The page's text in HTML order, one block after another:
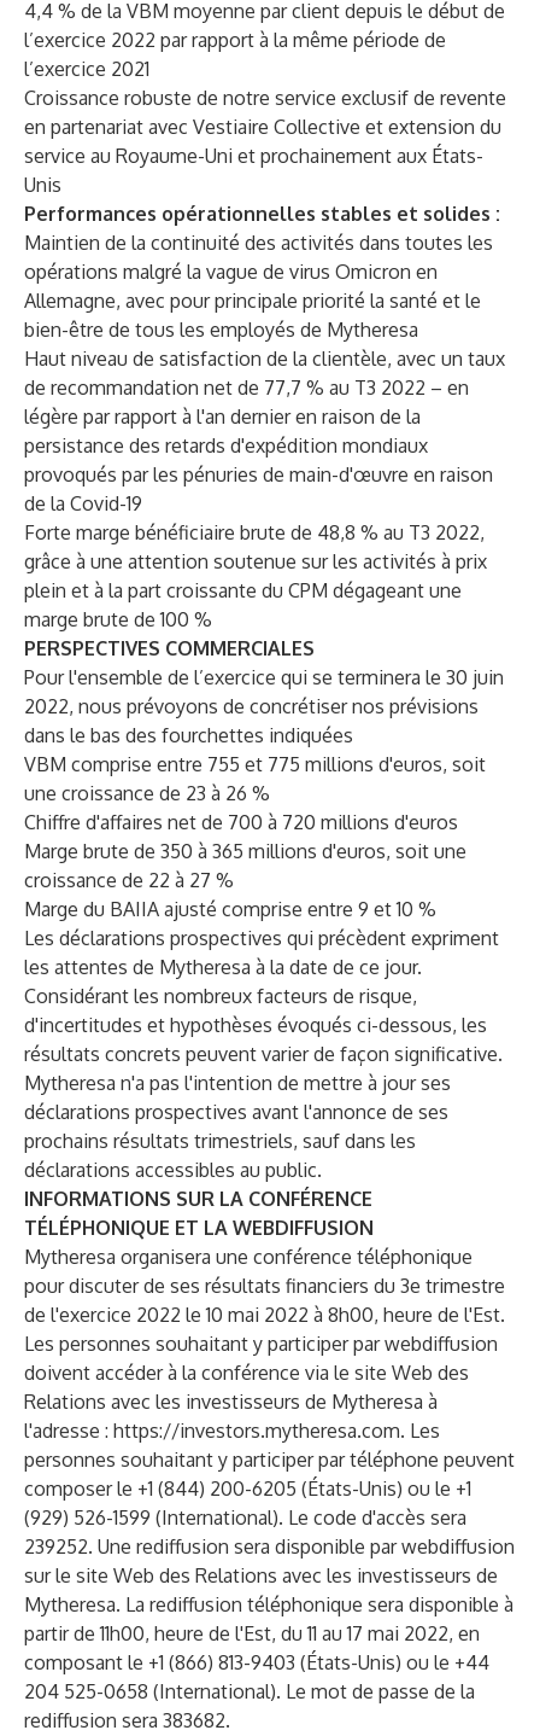
4,4 % de la VBM moyenne par client depuis le début de
l’exercice 2022 par rapport à la même période de
l’exercice 2021
Croissance robuste de notre service exclusif de revente
en partenariat avec Vestiaire Collective et extension du
service au Royaume-Uni et prochainement aux États-
Unis
Performances opérationnelles stables et solides :
Maintien de la continuité des activités dans toutes les
opérations malgré la vague de virus Omicron en
Allemagne, avec pour principale priorité la santé et le
bien-être de tous les employés de Mytheresa
Haut niveau de satisfaction de la clientèle, avec un taux
de recommandation net de 77,7 % au T3 2022 – en
légère par rapport à l'an dernier en raison de la
persistance des retards d'expédition mondiaux
provoqués par les pénuries de main-d'œuvre en raison
de la Covid-19
Forte marge bénéficiaire brute de 48,8 % au T3 2022,
grâce à une attention soutenue sur les activités à prix
plein et à la part croissante du CPM dégageant une
marge brute de 100 %
PERSPECTIVES COMMERCIALES
Pour l'ensemble de l’exercice qui se terminera le 30 juin
2022, nous prévoyons de concrétiser nos prévisions
dans le bas des fourchettes indiquées
VBM comprise entre 755 et 775 millions d'euros, soit
une croissance de 23 à 26 %
Chiffre d'affaires net de 700 à 720 millions d'euros
Marge brute de 350 à 365 millions d'euros, soit une
croissance de 22 à 27 %
Marge du BAIIA ajusté comprise entre 9 et 10 %
Les déclarations prospectives qui précèdent expriment
les attentes de Mytheresa à la date de ce jour.
Considérant les nombreux facteurs de risque,
d'incertitudes et hypothèses évoqués ci-dessous, les
résultats concrets peuvent varier de façon significative.
Mytheresa n'a pas l'intention de mettre à jour ses
déclarations prospectives avant l'annonce de ses
prochains résultats trimestriels, sauf dans les
déclarations accessibles au public.
INFORMATIONS SUR LA CONFÉRENCE
TÉLÉPHONIQUE ET LA WEBDIFFUSION
Mytheresa organisera une conférence téléphonique
pour discuter de ses résultats financiers du 3e trimestre
de l'exercice 2022 le 10 mai 2022 à 8h00, heure de l'Est.
Les personnes souhaitant y participer par webdiffusion
doivent accéder à la conférence via le site Web des
Relations avec les investisseurs de Mytheresa à
l'adresse : https://investors.mytheresa.com. Les
personnes souhaitant y participer par téléphone peuvent
composer le +1 (844) 200-6205 (États-Unis) ou le +1
(929) 526-1599 (International). Le code d'accès sera
239252. Une rediffusion sera disponible par webdiffusion
sur le site Web des Relations avec les investisseurs de
Mytheresa. La rediffusion téléphonique sera disponible à
partir de 11h00, heure de l'Est, du 11 au 17 mai 2022, en
composant le +1 (866) 813-9403 (États-Unis) ou le +44
204 525-0658 (International). Le mot de passe de la
rediffusion sera 383682.